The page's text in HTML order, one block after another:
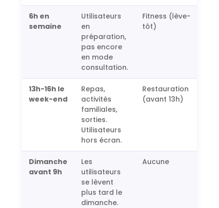
6h en
semaine
Utilisateurs
en
préparation,
pas encore
en mode
consultation.
Fitness (lève-
tôt)
13h-16h le
week-end
Repas,
activités
familiales,
sorties.
Utilisateurs
hors écran.
Restauration
(avant 13h)
Dimanche
avant 9h
Les
utilisateurs
se lèvent
plus tard le
dimanche.
Aucune